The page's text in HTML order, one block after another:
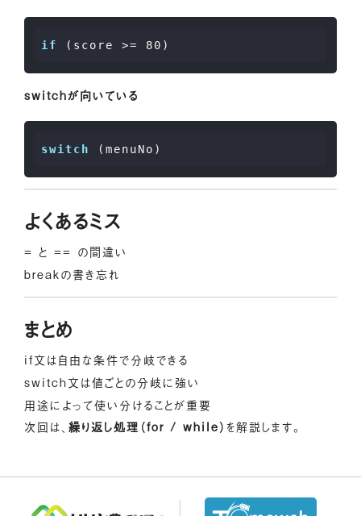
if (score >= 80 )
switchが向いている
switch (menuNo)
よくあるミス
= と == の間違い
breakの書き忘れ
まとめ
if文は自由な条件で分岐できる
switch文は値ごとの分岐に強い
用途によって使い分けることが重要
次回は、 繰り返し処理（for / while） を解説します。